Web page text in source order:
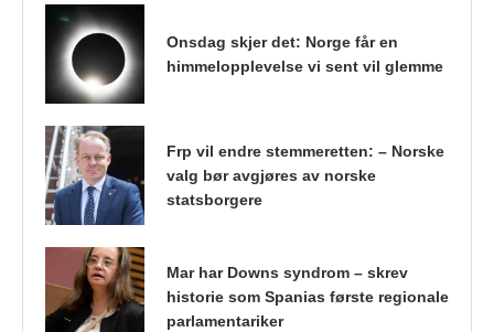
Onsdag skjer det: Norge får en
himmelopplevelse vi sent vil glemme
Frp vil endre stemmeretten: – Norske
valg bør avgjøres av norske
statsborgere
Mar har Downs syndrom – skrev
historie som Spanias første regionale
parlamentariker